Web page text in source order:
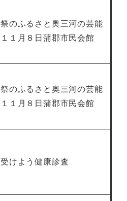
祭のふるさと奥三河の芸能
１１月８日蒲郡市民会館
祭のふるさと奥三河の芸能
１１月８日蒲郡市民会館
受けよう健康診査